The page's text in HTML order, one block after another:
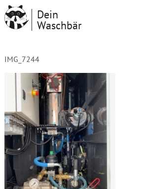
Dein
Waschbär
IMG_7244